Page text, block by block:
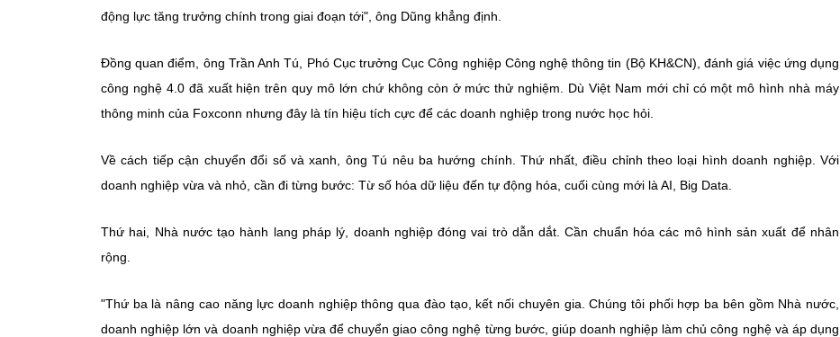
động lực tăng trưởng chính trong giai đoạn tới", ông Dũng khẳng định.
Đồng quan điểm, ông Trần Anh Tú, Phó Cục trưởng Cục Công nghiệp Công nghệ thông tin (Bộ KH&CN), đánh giá việc ứng dụng
công nghệ 4.0 đã xuất hiện trên quy mô lớn chứ không còn ở mức thử nghiệm. Dù Việt Nam mới chỉ có một mô hình nhà máy
thông minh của Foxconn nhưng đây là tín hiệu tích cực để các doanh nghiệp trong nước học hỏi.
Về cách tiếp cận chuyển đổi số và xanh, ông Tú nêu ba hướng chính. Thứ nhất, điều chỉnh theo loại hình doanh nghiệp. Với
doanh nghiệp vừa và nhỏ, cần đi từng bước: Từ số hóa dữ liệu đến tự động hóa, cuối cùng mới là AI, Big Data.
Thứ hai, Nhà nước tạo hành lang pháp lý, doanh nghiệp đóng vai trò dẫn dắt. Cần chuẩn hóa các mô hình sản xuất để nhân
rộng.
"Thứ ba là nâng cao năng lực doanh nghiệp thông qua đào tạo, kết nối chuyên gia. Chúng tôi phối hợp ba bên gồm Nhà nước,
doanh nghiệp lớn và doanh nghiệp vừa để chuyển giao công nghệ từng bước, giúp doanh nghiệp làm chủ công nghệ và áp dụng